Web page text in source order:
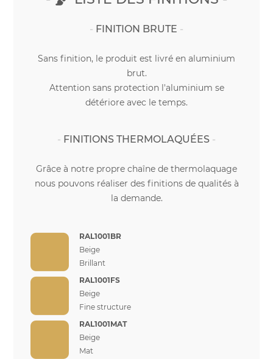
FINITION BRUTE
Sans finition, le produit est livré en aluminium
brut.
Attention sans protection l'aluminium se
détériore avec le temps.
FINITIONS THERMOLAQUÉES
Grâce à notre propre chaîne de thermolaquage
nous pouvons réaliser des finitions de qualités à
la demande.
RAL1001BR
Beige
Brillant
RAL1001FS
Beige
Fine structure
RAL1001MAT
Beige
Mat